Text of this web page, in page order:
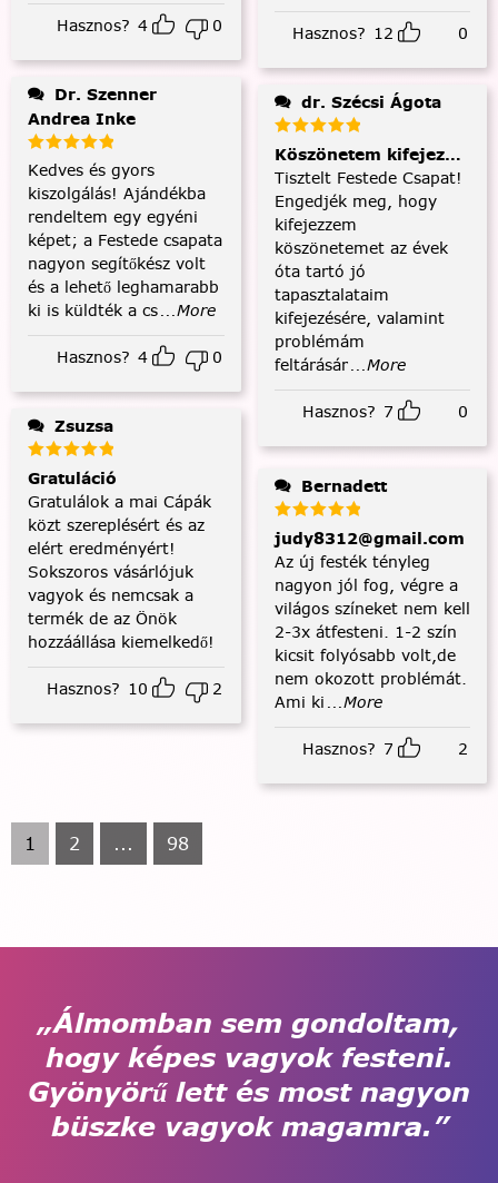
Hasznos? 4 0
Andrea Inke
Kedves és gyors
kiszolgálás! Ajándékba
rendeltem egy egyéni
képet; a Festede csapata
nagyon segítőkész volt
és a lehető leghamarabb
ki is küldték a cs...More
Hasznos? 4 0
Zsuzsa
Gratuláció
Gratulálok a mai Cápák
közt szereplésért és az
elért eredményért!
Sokszoros vásárlójuk
vagyok és nemcsak a
termék de az Önök
hozzáállása kiemelkedő!
Hasznos? 10 2
Hasznos? 12 0
dr. Szécsi Ágota
Köszönetem kifejezése
Tisztelt Festede Csapat!
Engedjék meg, hogy
kifejezzem
köszönetemet az évek
óta tartó jó
tapasztalataim
kifejezésére, valamint
problémám
feltárásár...More
Hasznos? 7 0
Bernadett
judy8312@gmail.com
Az új festék tényleg
nagyon jól fog, végre a
világos színeket nem kell
2-3x átfesteni. 1-2 szín
kicsit folyósabb volt,de
nem okozott problémát.
Ami ki ...More
Hasznos? 7 2
1 2 ... 98
„Álmomban sem gondoltam,
hogy képes vagyok festeni.
Gyönyörű lett és most nagyon
büszke vagyok magamra.”